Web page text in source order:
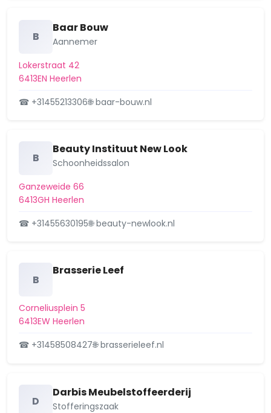
B
Baar Bouw
Aannemer
Lokerstraat 42
6413EN Heerlen
☎ +31455213306🌐 baar-bouw.nl
B
Beauty Instituut New Look
Schoonheidssalon
Ganzeweide 66
6413GH Heerlen
☎ +31455630195🌐 beauty-newlook.nl
B
Brasserie Leef
Corneliusplein 5
6413EW Heerlen
☎ +31458508427🌐 brasserieleef.nl
D
Darbis Meubelstoffeerderij
Stofferingszaak